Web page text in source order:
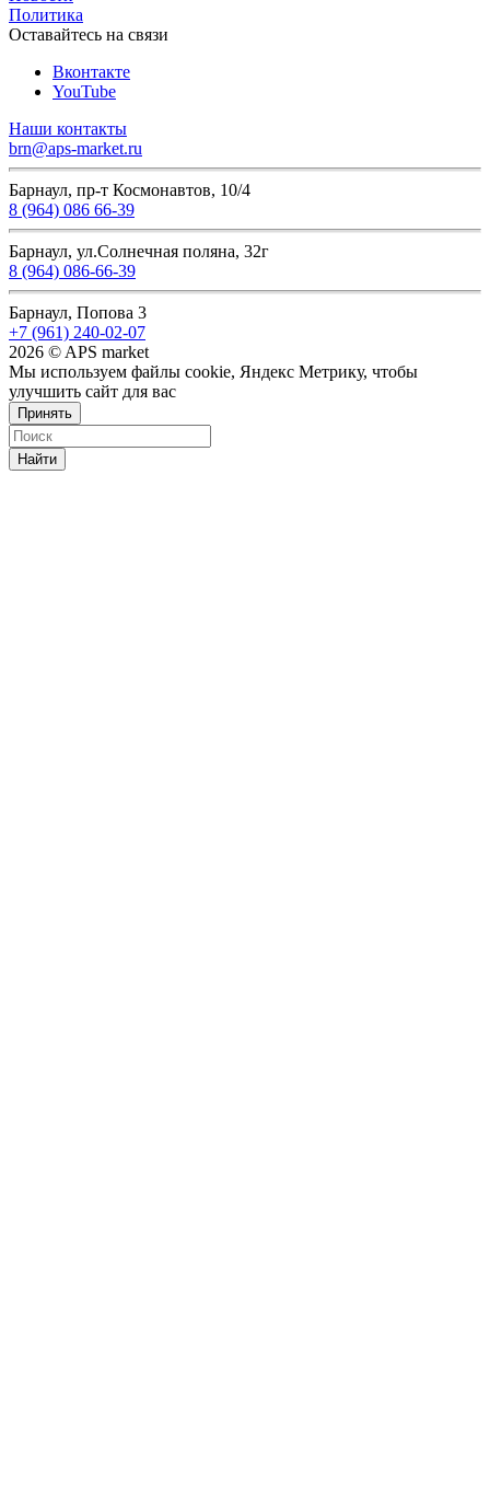
Политика
Оставайтесь на связи
Вконтакте
YouTube
Наши контакты
brn@aps-market.ru
Барнаул, пр-т Космонавтов, 10/4
8 (964) 086 66-39
Барнаул, ул.Солнечная поляна, 32г
8 (964) 086-66-39
Барнаул, Попова 3
+7 (961) 240-02-07
2026 © APS market
Мы используем файлы cookie, Яндекс Метрику, чтобы
улучшить сайт для вас
Принять
Найти